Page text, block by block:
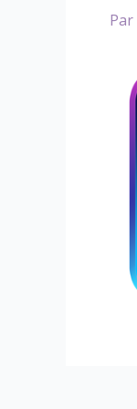
Par